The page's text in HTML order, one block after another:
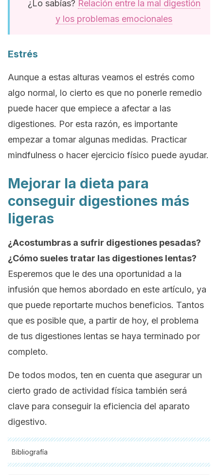
¿Lo sabías? Relación entre la mal digestión
y los problemas emocionales
Estrés
Aunque a estas alturas veamos el estrés como
algo normal, lo cierto es que no ponerle remedio
puede hacer que empiece a afectar a las
digestiones. Por esta razón, es importante
empezar a tomar algunas medidas. Practicar
mindfulness o hacer ejercicio físico puede ayudar.
Mejorar la dieta para
conseguir digestiones más
ligeras
¿Acostumbras a sufrir digestiones pesadas?
¿Cómo sueles tratar las digestiones lentas?
Esperemos que le des una oportunidad a la
infusión que hemos abordado en este artículo, ya
que puede reportarte muchos beneficios. Tantos
que es posible que, a partir de hoy, el problema
de tus digestiones lentas se haya terminado por
completo.
De todos modos, ten en cuenta que asegurar un
cierto grado de actividad física también será
clave para conseguir la eficiencia del aparato
digestivo.
Bibliografía
Todas las fuentes citadas fueron revisadas a profundidad por